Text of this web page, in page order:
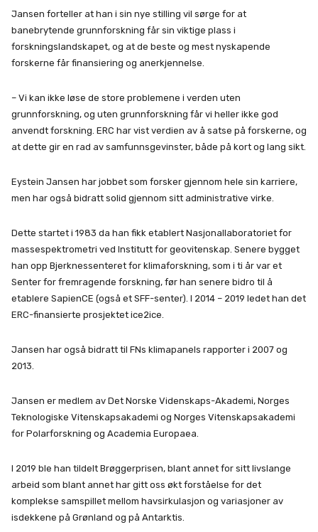
Jansen forteller at han i sin nye stilling vil sørge for at
banebrytende grunnforskning får sin viktige plass i
forskningslandskapet, og at de beste og mest nyskapende
forskerne får finansiering og anerkjennelse.
– Vi kan ikke løse de store problemene i verden uten
grunnforskning, og uten grunnforskning får vi heller ikke god
anvendt forskning. ERC har vist verdien av å satse på forskerne, og
at dette gir en rad av samfunnsgevinster, både på kort og lang sikt.
Eystein Jansen har jobbet som forsker gjennom hele sin karriere,
men har også bidratt solid gjennom sitt administrative virke.
Dette startet i 1983 da han fikk etablert Nasjonallaboratoriet for
massespektrometri ved Institutt for geovitenskap. Senere bygget
han opp Bjerknessenteret for klimaforskning, som i ti år var et
Senter for fremragende forskning, før han senere bidro til å
etablere SapienCE (også et SFF-senter). I 2014 – 2019 ledet han det
ERC-finansierte prosjektet ice2ice.
Jansen har også bidratt til FNs klimapanels rapporter i 2007 og
2013.
Jansen er medlem av Det Norske Videnskaps-Akademi, Norges
Teknologiske Vitenskapsakademi og Norges Vitenskapsakademi
for Polarforskning og Academia Europaea.
I 2019 ble han tildelt Brøggerprisen, blant annet for sitt livslange
arbeid som blant annet har gitt oss økt forståelse for det
komplekse samspillet mellom havsirkulasjon og variasjoner av
isdekkene på Grønland og på Antarktis.